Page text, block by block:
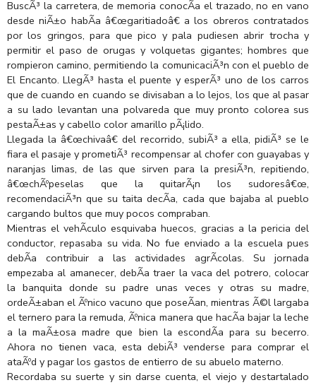
BuscÃ³ la carretera, de memoria conocÃ­a el trazado, no en vano
desde niÃ±o habÃ­a â€œgaritiadoâ€ a los obreros contratados
por los gringos, para que pico y pala pudiesen abrir trocha y
permitir el paso de orugas y volquetas gigantes; hombres que
rompieron camino, permitiendo la comunicaciÃ³n con el pueblo de
El Encanto. LlegÃ³ hasta el puente y esperÃ³ uno de los carros
que de cuando en cuando se divisaban a lo lejos, los que al pasar
a su lado levantan una polvareda que muy pronto colorea sus
pestaÃ±as y cabello color amarillo pÃ¡lido.
Llegada la â€œchivaâ€ del recorrido, subiÃ³ a ella, pidiÃ³ se le
fiara el pasaje y prometiÃ³ recompensar al chofer con guayabas y
naranjas limas, de las que sirven para la presiÃ³n, repitiendo,
â€œchÃºpeselas que la quitarÃ¡n los sudoresâ€œ,
recomendaciÃ³n que su taita decÃ­a, cada que bajaba al pueblo
cargando bultos que muy pocos compraban.
Mientras el vehÃ­culo esquivaba huecos, gracias a la pericia del
conductor, repasaba su vida. No fue enviado a la escuela pues
debÃ­a contribuir a las actividades agrÃ­colas. Su jornada
empezaba al amanecer, debÃ­a traer la vaca del potrero, colocar
la banquita donde su padre unas veces y otras su madre,
ordeÃ±aban el Ãºnico vacuno que poseÃ­an, mientras Ã©l largaba
el ternero para la remuda, Ãºnica manera que hacÃ­a bajar la leche
a la maÃ±osa madre que bien la escondÃ­a para su becerro.
Ahora no tienen vaca, esta debiÃ³ venderse para comprar el
ataÃºd y pagar los gastos de entierro de su abuelo materno.
Recordaba su suerte y sin darse cuenta, el viejo y destartalado